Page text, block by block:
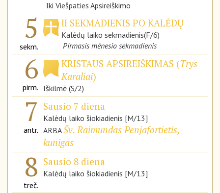
Iki Viešpaties Apsireiškimo
5
sekm.
II SEKMADIENIS PO KALĖDŲ
Kalėdų laiko sekmadienis(F/6)
Pirmasis mėnesio sekmadienis
6
pirm.
KRISTAUS APSIREIŠKIMAS (Trys
Karaliai)
Iškilmė (S/2)
7
antr.
Sausio 7 diena
Kalėdų laiko šiokiadienis [M/13]
ARBAŠv. Raimundas Penjafortietis,
kunigas
8
treč.
Sausio 8 diena
Kalėdų laiko šiokiadienis [M/13]